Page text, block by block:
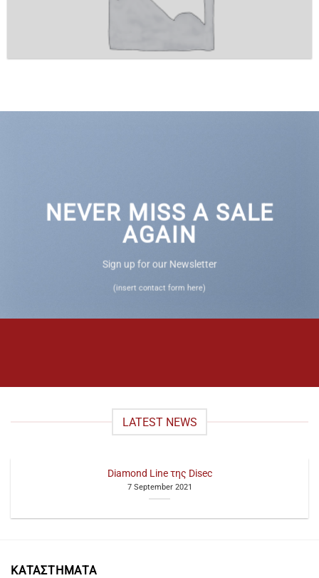
NEVER MISS A SALE
AGAIN
Sign up for our Newsletter
(insert contact form here)
LATEST NEWS
Diamond Line της Disec
7 September 2021
ΚΑΤΑΣΤΗΜΑΤΑ